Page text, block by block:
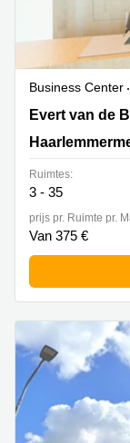
Business Center
Evert van de
Evert van de
Ruimtes:
3 - 35
prijs pr. Ruimte pr.
Van 375 €